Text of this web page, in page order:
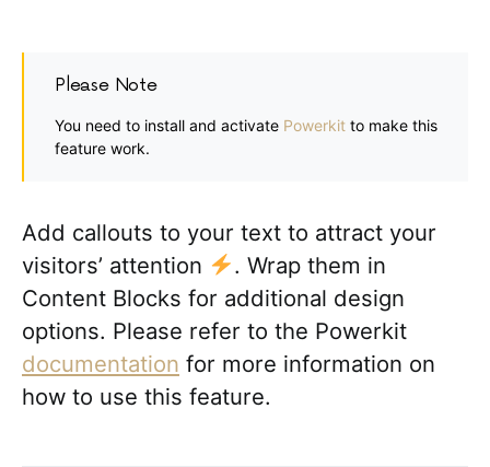
Please Note
You need to install and activate Powerkit to make this
feature work.
Add callouts to your text to attract your
visitors’ attention
. Wrap them in
Content Blocks for additional design
options. Please refer to the Powerkit
documentation for more information on
how to use this feature.